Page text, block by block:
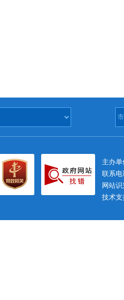
主办
联系电
网站
技术